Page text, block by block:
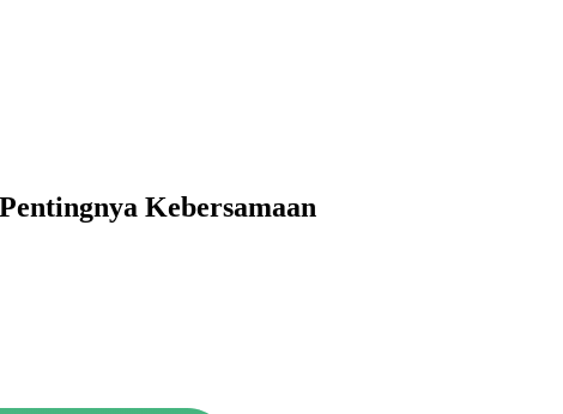
Kebersamaan